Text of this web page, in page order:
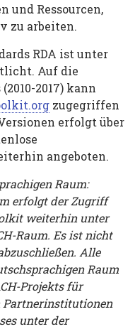
und Ressourcen,
zu arbeiten.
RDA ist unter
Auf die
2017) kann
zugegriffen
erfolgt über
angeboten.
Raum:
erfolgt der Zugriff
weiterhin unter
Raum. Es ist nicht
Alle
Raum
Projekts für
Partnerinstitutionen
unter der